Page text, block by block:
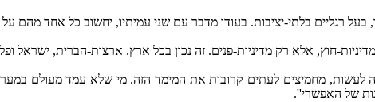
רגליים בלתי-יציבות. בעודו מדבר עם שני עמיתיו, יחשוב כל אחד מהם על
חוץ, אלא רק מדיניות-פנים. זה נכון בכל ארץ. ארצות-הברית, ישראל
לעשות, מחמיצים לעתים קרובות את המימד הזה. מי שלא עמד מעולם
של האפשרי''.